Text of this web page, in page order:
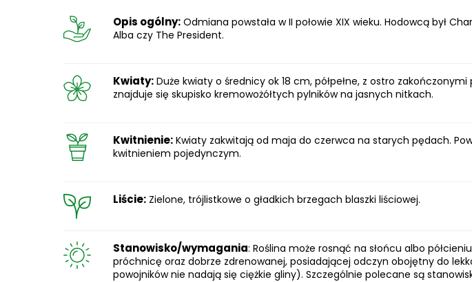
Opis ogólny: Odmiana powstała w II połowie XIX wieku. Hodowcą był
Alba czy The President.
Kwiaty: Duże kwiaty o średnicy ok 18 cm, półpełne, z ostro
znajduje się skupisko kremowożółtych pylników na jasnych nitkach.
Kwitnienie: Kwiaty zakwitają od maja do czerwca na starych pędach.
kwitnieniem pojedynczym.
Liście: Zielone, trójlistkowe o gładkich brzegach blaszki liściowej.
Stanowisko/wymagania: Roślina może rosnąć na słońcu albo
próchnicę oraz dobrze zdrenowanej, posiadającej odczyn obojętny do
powojników nie nadają się ciężkie gliny). Szczególnie polecane są